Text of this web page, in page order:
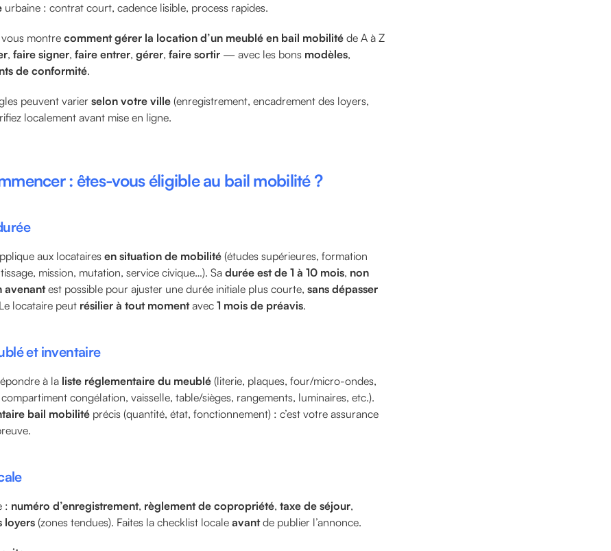
urbaine : contrat court, cadence lisible, process rapides.
montre comment gérer la location d’un meublé en bail mobilité de A à Z
, faire signer, faire entrer, gérer, faire sortir — avec les bons modèles,
de conformité.
peuvent varierselon votre ville (enregistrement, encadrement des loyers,
localement avant mise en ligne.
: êtes-vous éligible au bail mobilité ?
aux locataires en situation de mobilité (études supérieures, formation
mission, mutation, service civique…). Sa durée est de 1 à 10 mois, non
avenantest possible pour ajuster une durée initiale plus courte, sans dépasser
locataire peut résilier à tout momentavec 1 mois de préavis.
et inventaire
à la liste réglementaire du meublé (literie, plaques, four/micro-ondes,
congélation, vaisselle, table/sièges, rangements, luminaires, etc.).
bail mobilité précis (quantité, état, fonctionnement) : c’est votre assurance
: numéro d’enregistrement, règlement de copropriété, taxe de séjour,
loyers (zones tendues). Faites la checklist locale avantde publier l’annonce.